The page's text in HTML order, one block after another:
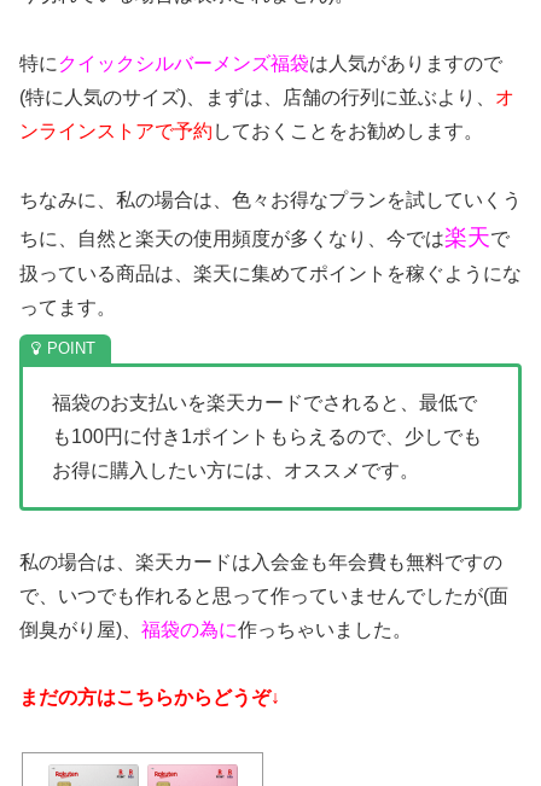
特に クイックシルバーメンズ福袋は人気がありますので
(特に人気のサイズ)、まずは、店舗の行列に並ぶより、 オ
ンラインストアで予約 しておくことをお勧めします。
ちなみに、私の場合は、色々お得なプランを試していくう
ちに、自然と楽天の使用頻度が多くなり、今では楽天で
扱っている商品は、楽天に集めてポイントを稼ぐようにな
ってます。
福袋のお支払いを楽天カードでされると、最低で
も100円に付き1ポイントもらえるので、少しでも
お得に購入したい方には、オススメです。
私の場合は、楽天カードは入会金も年会費も無料ですの
で、いつでも作れると思って作っていませんでしたが(面
倒臭がり屋)、 福袋の為に作っちゃいました。
まだの方はこちらからどうぞ↓